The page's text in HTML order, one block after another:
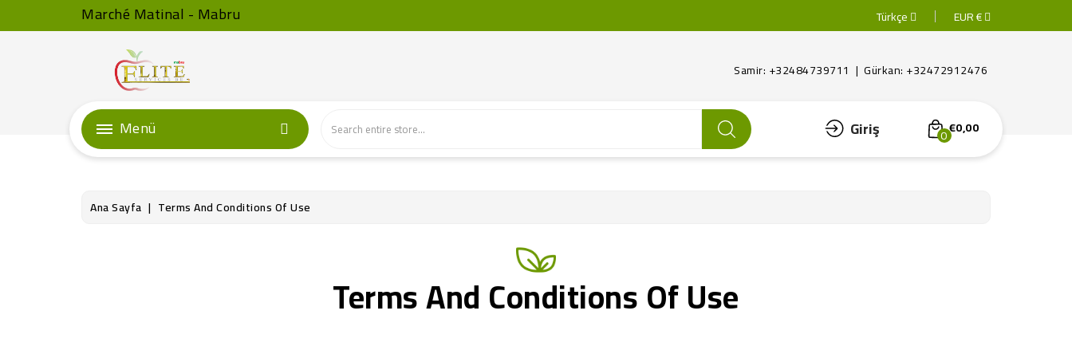
Marché Matinal - Mabru Türkçe EUR €
Samir: +32484739711 | Gürkan: +32472912476
Menü Giriş 0€0,00
Ana Sayfa Terms And Conditions Of Use
Terms And Conditions Of Use